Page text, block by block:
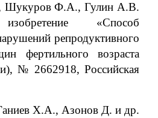
Шукуров Ф.А., Гулин А.В.
«Способ
репродуктивного
фертильного возраста
№ 2662918, Российская
Х.А., Азонов Д. и др.